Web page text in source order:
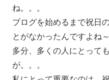
ね。。。
ブログを始めるまで祝日
とがなかったんですよね～
多分、多くの人にとって
が。。。